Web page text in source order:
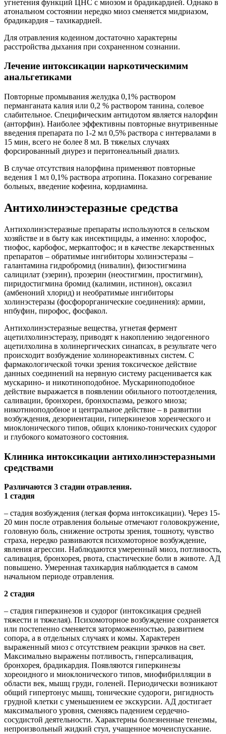
угнетения функций ЦНС с миозом и брадикардией. Однако в
атональном состоянии нередко миоз сменяется мидриазом,
брадикардия – тахикардией.
Для отравления кодеином достаточно характерны
расстройства дыхания при сохраненном сознании.
Лечение интоксикации наркотическимим
анальгетиками
Повторные промывания желудка 0,1% раствором
перманганата калия или 0,2 % раствором танина, солевое
слабительное. Специфическим антидотом является налорфин
(анторфин). Наиболее эффективны повторные внутривенные
введения препарата по 1-2 мл 0,5% раствора с интервалами в
15 мин, всего не более 8 мл. В тяжелых случаях
форсированный диурез и перитонеальный диализ.
В случае отсутствия налорфина применяют повторные
ведения 1 мл 0,1% раствора атропина. Показано согревание
больных, введение кофеина, кордиамина.
Антихолинэстеразные средства
Антихолинэстеразные препараты используются в сельском
хозяйстве и в быту как инсектициды, а именно: хлорофос,
тиофос, карбофос, меркаптофос; и в качестве лекарственных
препаратов – обратимые ингибиторы холинэстеразы –
галантамина гидробромид (нивалин), физостигмина
салицилат (эзерин), прозерин (неостигмин, простигмин),
пиридостигмина бромид (калимин, истинон), оксазил
(амбеноний хлорид) и необратимые ингибиторы
холинэстеразы (фосфорорганические соединения): армии,
нпбуфин, пирофос, фосфакол.
Антихолинэстеразные вещества, угнетая фермент
ацетилхолинэстеразу, приводят к накоплению эндогенного
ацетилхолина в холинергических синапсах, в результате чего
происходит возбуждение холинореактивных систем. С
фармакологической точки зрения токсическое действие
данных соединений на нервную систему расценивается как
мускарино- и никотиноподобное. Мускариноподобное
действие выражается в появлении обильного потоотделения,
саливации, бронхореи, бронхоспазма, резкого миоза;
никотнноподобное и центральное действие – в развитии
возбуждения, дезориентации, гиперкинезов хореического и
миоклонического типов, общих клонико-тонических судорог
и глубокого коматозного состояния.
Клиника интоксикации антихолинэстеразными
средствами
Различаются 3 стадии отравления.
1 стадия
– стадия возбуждения (легкая форма интоксикации). Через 15-
20 мин после отравления больные отмечают головокружение,
головную боль, снижение остроты зрения, тошноту, чувство
страха, нередко развиваются психомоторное возбуждение,
явления агрессии. Наблюдаются умеренный миоз, потливость,
саливация, бронхорея, рвота, спастические боли в животе. АД
повышено. Умеренная тахикардия наблюдается в самом
начальном периоде отравления.
2 стадия
– стадия гиперкинезов и судорог (интоксикация средней
тяжести и тяжелая). Психомоторное возбуждение сохраняется
или постепенно сменяется заторможенностью, развитием
сопора, а в отдельных случаях и комы. Характерен
выраженный миоз с отсутствием реакции зрачков на свет.
Максимально выражены потливость, гнперсаливация,
бронхорея, брадикардия. Появляются гиперкинезы
хореоидного и миоклонического типов, миофибрилляции в
области век, мышц груди, голеней. Периодически возникают
общий гипертонус мышц, тонические судороги, ригидность
грудной клетки с уменьшением ее экскурсии. АД достигает
максимального уровня, сменяясь падением сердечно-
сосудистой деятельности. Характерны болезненные тенезмы,
непроизвольный жидкий стул, учащенное мочеиспускание.